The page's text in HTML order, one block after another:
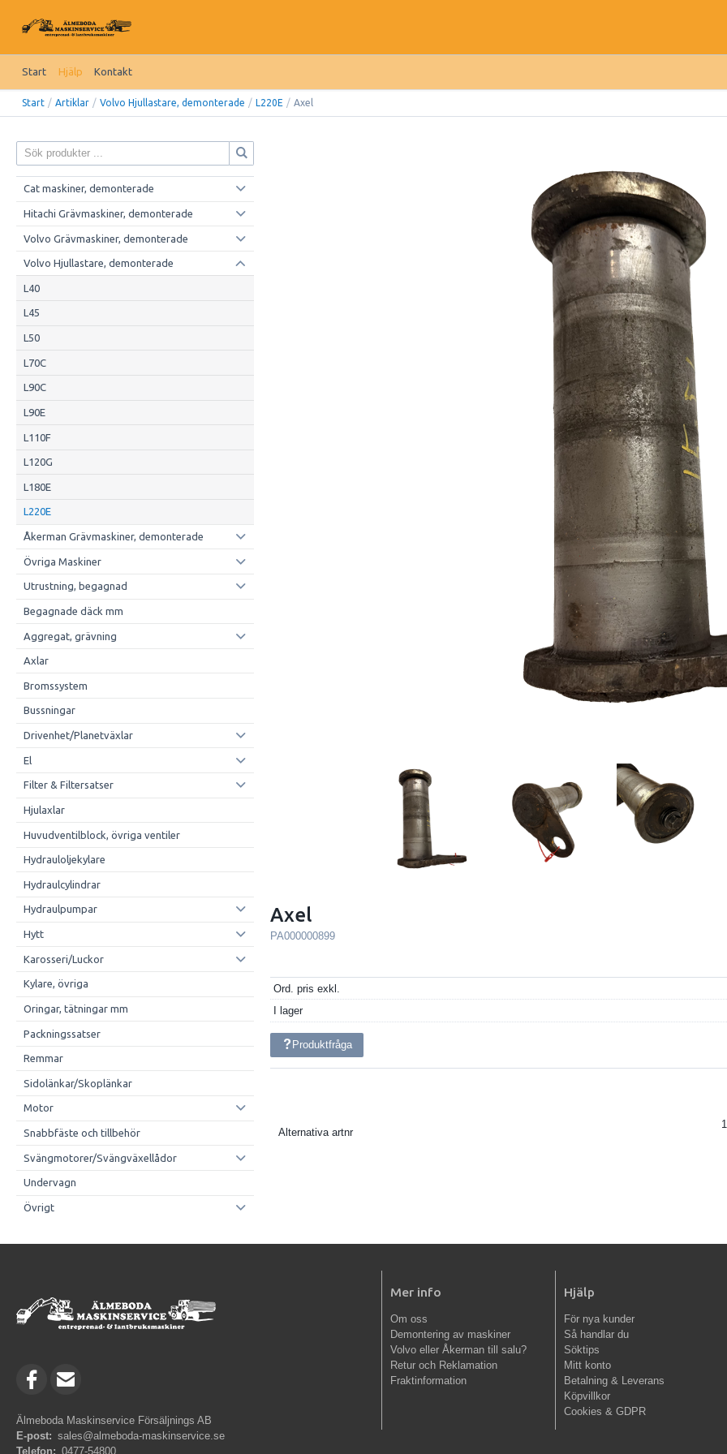
Start Hjälp Kontakt
Start / Artiklar / Volvo Hjullastare, demonterade / L220E / Axel
Cat maskiner, demonterade
Hitachi Grävmaskiner, demonterade
Volvo Grävmaskiner, demonterade
Volvo Hjullastare, demonterade
L40
L45
L50
L70C
L90C
L90E
L110F
L120G
L180E
L220E
Åkerman Grävmaskiner, demonterade
Övriga Maskiner
Utrustning, begagnad
Begagnade däck mm
Aggregat, grävning
Axlar
Bromssystem
Bussningar
Drivenhet/Planetväxlar
El
Filter & Filtersatser
Hjulaxlar
Huvudventilblock, övriga ventiler
Hydrauloljekylare
Hydraulcylindrar
Hydraulpumpar
Hytt
Karosseri/Luckor
Kylare, övriga
Oringar, tätningar mm
Packningssatser
Remmar
Sidolänkar/Skoplänkar
Motor
Snabbfäste och tillbehör
Svängmotorer/Svängväxellådor
Undervagn
Övrigt
Axel
PA000000899
Ord. pris exkl.
I lager
Produktfråga
Alternativa artnr
Älmeboda Maskinservice Försäljnings AB
E-post: sales@almeboda-maskinservice.se
Telefon: 0477-54800
Mer info
Om oss
Demontering av maskiner
Volvo eller Åkerman till salu?
Retur och Reklamation
Fraktinformation
Hjälp
För nya kunder
Så handlar du
Söktips
Mitt konto
Betalning & Leverans
Köpvillkor
Cookies & GDPR